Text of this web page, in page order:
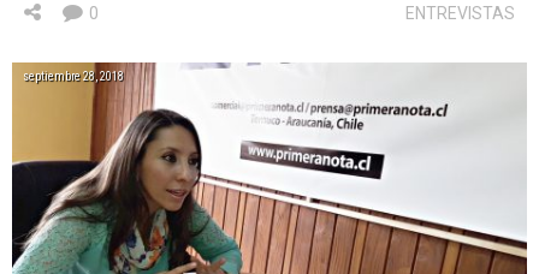
ENTREVISTAS
0
septiembre 28, 2018